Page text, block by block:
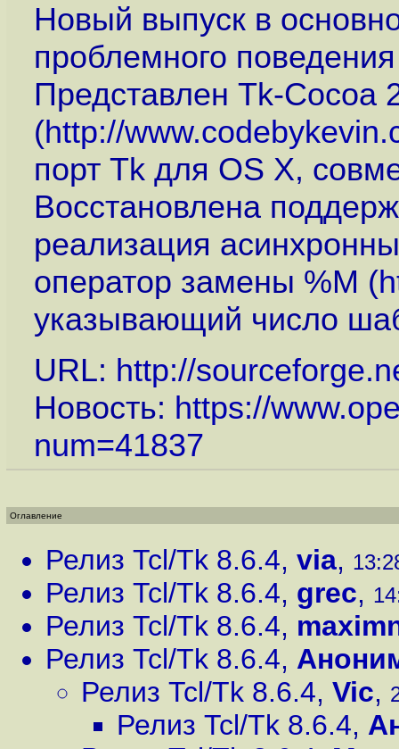
Новый выпуск в
проблемного
Представлен Tk-Cocoa
(http://
порт Tk для OS X,
Восстановлена
реализация
оператор замены %M (
указывающий число
URL: http://
Новость: https://
num=41837
Оглавление
Релиз Tcl/Tk 8.6.4, via,
Релиз Tcl/Tk 8.6.4, grec,
Релиз Tcl/Tk 8.6.4,
Релиз Tcl/Tk 8.6.4,
Релиз Tcl/Tk 8.6.4, Vic,
Релиз Tcl/Tk 8.6.4,